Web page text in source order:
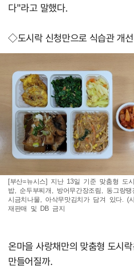
다"라고 말했다.
◇도시락 신청만으로 식습관 개
[부산=뉴시스] 지난 13일 기준 맞춤형 도
밥, 순두부찌개, 방어무간장조림, 동그랑
시금치나물, 아삭무맛김치가 담겨 있다. (
재판매 및 DB 금지
온마을 사랑채만의 맞춤형 도시
만들어질까.